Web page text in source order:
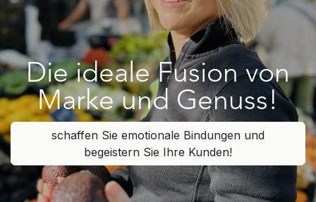
Die ideale Fusion von
Marke und Genuss!
schaffen Sie emotionale Bindungen und
begeistern Sie Ihre Kunden!